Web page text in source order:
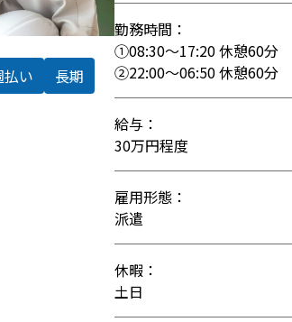
払い 長期
勤務時間：
①08:30～17:20 休憩60分
②22:00～06:50 休憩60分
給与：
30万円程度
雇用形態：
派遣
休暇：
土日